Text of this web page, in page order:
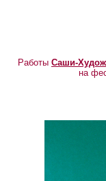
Работы Саши-
на